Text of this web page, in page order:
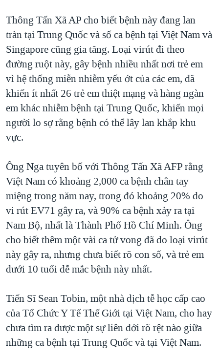
GIÁO DỤC
CHI PHÍ CHIẾN TRANH AFGHANISTAN
CÁC GIÁ TRỊ CỘNG HÒA Ở VIỆT NAM
THƯỢNG ĐỈNH TRUMP-KIM TẠI VIỆT NAM
TRỊNH VĨNH BÌNH VS. CHÍNH PHỦ VIỆT NAM
NGƯ DÂN VIỆT VÀ LÀN SÓNG TRỘM HẢI SÂM
BÊN KIA QUỐC LỘ: TIẾNG VỌNG TỪ NÔNG THÔN MỸ
QUAN HỆ VIỆT MỸ
Thông Tấn Xã AP cho biết bệnh này đang lan
tràn tại Trung Quốc và số ca bệnh tại Việt Nam và
Singapore cũng gia tăng. Loại virút đi theo
đường ruột này, gây bệnh nhiều nhất nơi trẻ em
vì hệ thống miễn nhiễm yếu ớt của các em, đã
khiến ít nhất 26 trẻ em thiệt mạng và hàng ngàn
em khác nhiễm bệnh tại Trung Quốc, khiến mọi
người lo sợ rằng bệnh có thể lây lan khắp khu
vực.
Ông Nga tuyên bố với Thông Tấn Xã AFP rằng
Việt Nam có khoảng 2,000 ca bệnh chân tay
miệng trong năm nay, trong đó khoảng 20% do
vi rút EV71 gây ra, và 90% ca bệnh xảy ra tại
Nam Bộ, nhất là Thành Phố Hồ Chí Minh. Ông
cho biết thêm một vài ca tử vong đã do loại virút
này gây ra, nhưng chưa biết rõ con số, và trẻ em
dưới 10 tuổi dễ mắc bệnh này nhất.
Tiến Sĩ Sean Tobin, một nhà dịch tễ học cấp cao
của Tổ Chức Y Tế Thế Giới tại Việt Nam, cho hay
chưa tìm ra được một sự liên đới rõ rệt nào giữa
những ca bệnh tại Trung Quốc và tại Việt Nam.